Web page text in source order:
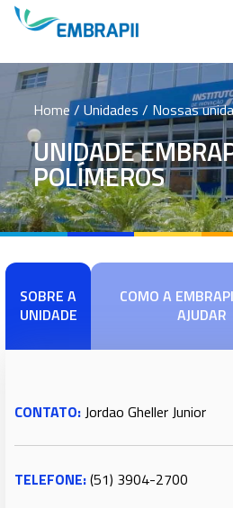
Home/ Unidades / Nossas
UNIDADE
POLÍMEROS
SOBRE A
UNIDADE
COMO A
AJUDAR
CONTATO: Jordao Gheller Junior
TELEFONE:(51) 3904-2700